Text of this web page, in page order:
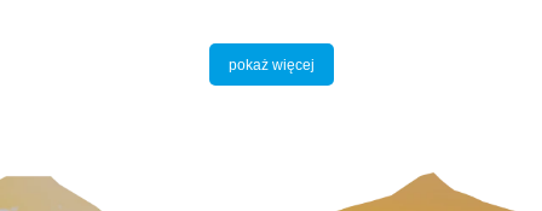
pokaż więcej